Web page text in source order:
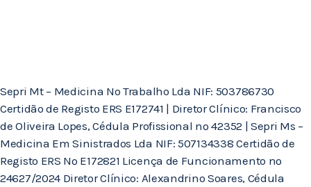
Sepri Mt – Medicina No Trabalho Lda NIF: 503786730
Certidão de Registo ERS E172741 | Diretor Clínico: Francisco
de Oliveira Lopes, Cédula Profissional nº 42352 | Sepri Ms –
Medicina Em Sinistrados Lda NIF: 507134338 Certidão de
Registo ERS Nº E172821 Licença de Funcionamento nº
24627/2024 Diretor Clínico: Alexandrino Soares, Cédula